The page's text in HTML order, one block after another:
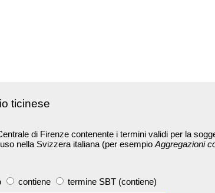
ticinese
di Firenze contenente i termini validi per la
nella Svizzera italiana (per esempio Aggregazioni
contiene termine SBT (contiene)